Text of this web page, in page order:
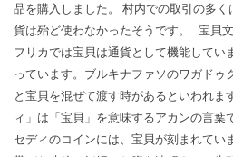
品を購入しました。 村内での取引の多
貨は殆ど使わなかったそうです。 宝貝
フリカでは宝貝は通貨として機能してい
っています。ブルキナファソのワガドゥ
と宝貝を混ぜて渡す時があるといわれま
ィ」は「宝貝」を意味するアカンの言
セディのコインには、宝貝が刻まれて